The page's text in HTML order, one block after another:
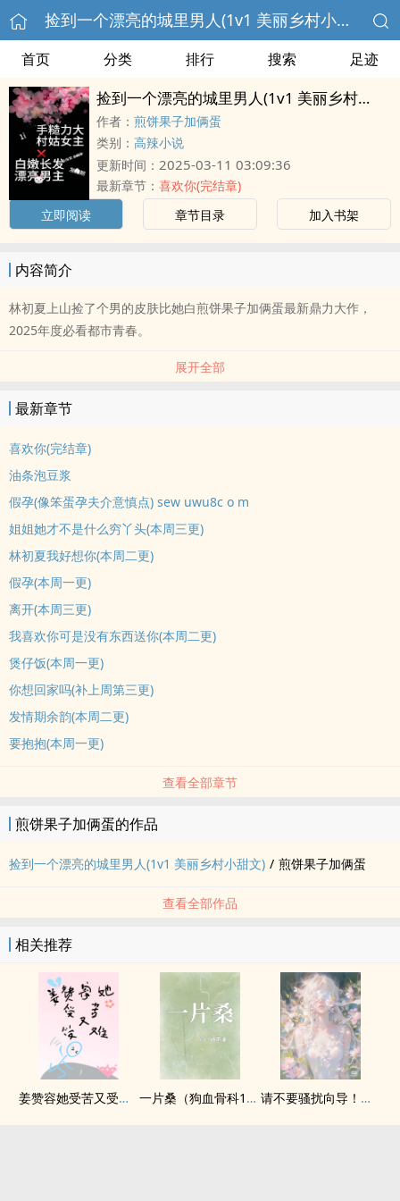
捡到一个漂亮的城里男人(1v1 美丽乡村小甜文)
首页 分类 排行 搜索 足迹
捡到一个漂亮的城里男人(1v1 美丽乡村小甜文)
作者： 煎饼果子加俩蛋
类别： 高辣小说
更新时间： 2025-03-11 03:09:36
最新章节： 喜欢你(完结章)
立即阅读
章节目录 加入书架
内容简介
林初夏上山捡了个男的皮肤比她白煎饼果子加俩蛋最新鼎力大作，
2025年度必看都市青春。
展开全部
最新章节
喜欢你(完结章)
油条泡豆浆
假孕(像笨蛋孕夫介意慎点) sew uwu8c o m
姐姐她才不是什么穷丫头(本周三更)
林初夏我好想你(本周二更)
假孕(本周一更)
离开(本周三更)
我喜欢你可是没有东西送你(本周二更)
煲仔饭(本周一更)
你想回家吗(补上周第三更)
发情期余韵(本周二更)
要抱抱(本周一更)
查看全部章节
煎饼果子加俩蛋的作品
捡到一个漂亮的城里男人(1v1 美丽乡村小甜文) / 煎饼果子加俩蛋
查看全部作品
相关推荐
姜赞容她受苦又受难（NPH） 一片桑（狗血骨科1v1） 请不要骚扰向导！（哨向NPH）